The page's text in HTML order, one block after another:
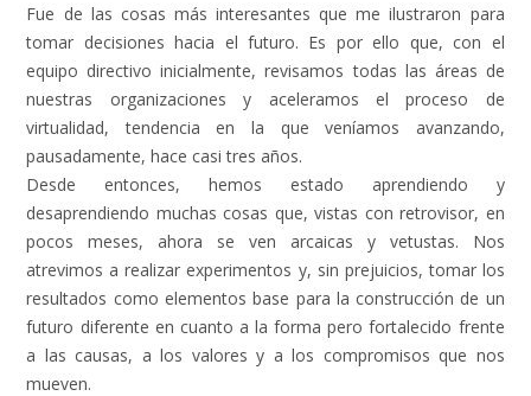
Fue de las cosas más interesantes que me ilustraron para
tomar decisiones hacia el futuro. Es por ello que, con el
equipo directivo inicialmente, revisamos todas las áreas de
nuestras organizaciones y aceleramos el proceso de
virtualidad, tendencia en la que veníamos avanzando,
pausadamente, hace casi tres años.
Desde entonces, hemos estado aprendiendo y
desaprendiendo muchas cosas que, vistas con retrovisor, en
pocos meses, ahora se ven arcaicas y vetustas. Nos
atrevimos a realizar experimentos y, sin prejuicios, tomar los
resultados como elementos base para la construcción de un
futuro diferente en cuanto a la forma pero fortalecido frente
a las causas, a los valores y a los compromisos que nos
mueven.